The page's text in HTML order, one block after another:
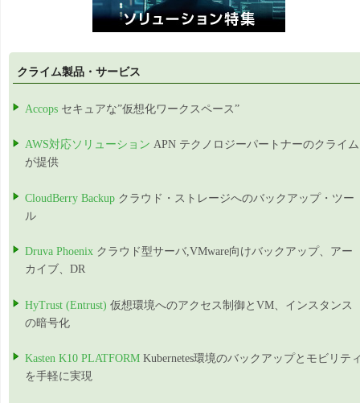
クライム製品・サービス
Accops セキュアな”仮想化ワークスペース”
AWS対応ソリューション APN テクノロジーパートナーのクライム
が提供
CloudBerry Backup クラウド・ストレージへのバックアップ・ツー
ル
Druva Phoenix クラウド型サーバ,VMware向けバックアップ、アー
カイブ、DR
HyTrust (Entrust) 仮想環境へのアクセス制御とVM、インスタンス
の暗号化
Kasten K10 PLATFORM Kubernetes環境のバックアップとモビリテ
を手軽に実現